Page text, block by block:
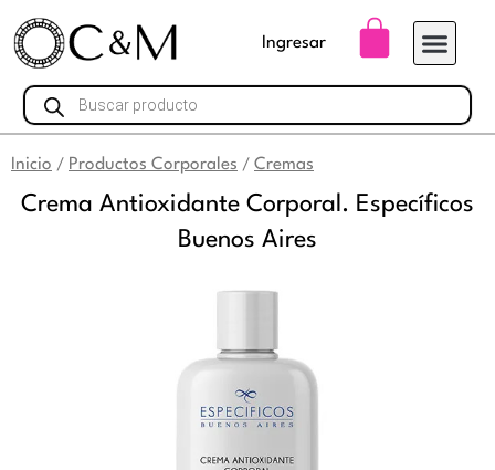
Ingresar Carrito
Búsqueda
de
productos
Inicio / Productos Corporales / Cremas
Crema Antioxidante Corporal. Específicos
Buenos Aires